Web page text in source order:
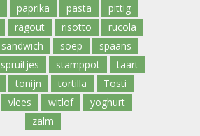
paprika pasta
pittig
ragout risotto
rucola
sandwich soep
spaans
spruitjes stamppot
taart
tonijn tortilla
Tosti
vlees witlof
yoghurt
zalm